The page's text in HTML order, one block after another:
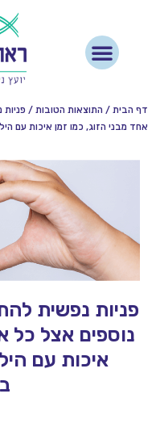
דף הבית / התוצאות הטובות /
אחד מבני הזוג, כמו זמן איכות עם
פניות נפשית
נוספים אצל כל
איכות עם